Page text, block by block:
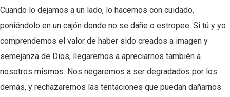
Cuando lo dejamos a un lado, lo hacemos con cuidado,
poniéndolo en un cajón donde no se dañe o estropee. Si tú y yo
comprendemos el valor de haber sido creados a imagen y
semejanza de Dios, llegaremos a apreciarnos también a
nosotros mismos. Nos negaremos a ser degradados por los
demás, y rechazaremos las tentaciones que puedan dañarnos